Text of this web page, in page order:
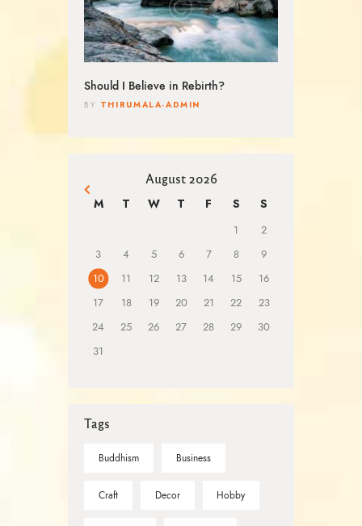
Should I Believe in Rebirth?
BY THIRUMALA-ADMIN
August 2026
M T W T F S S
1
2
3
4 5 6 7 8
9
10
11 12 13 14 15
16
17
18 19 20 21 22
23
24
25 26 27 28 29
30
31
« Mar
Tags
Buddhism Business
Craft Decor Hobby